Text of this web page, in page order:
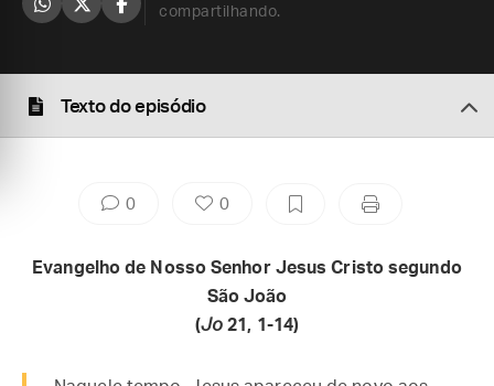
compartilhando.
Texto do episódio
0 0
Evangelho de Nosso Senhor Jesus Cristo segundo
São João
(Jo 21, 1-14)